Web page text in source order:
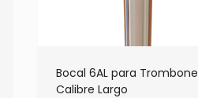
Bocal 6AL para Trombone
Calibre Largo